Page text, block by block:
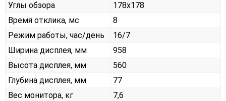
Углы обзора
178x178
Время отклика, мс
8
Режим работы, час/день
16/7
Ширина дисплея, мм
958
Высота дисплея, мм
560
Глубина дисплея, мм
77
Вес монитора, кг
7,6